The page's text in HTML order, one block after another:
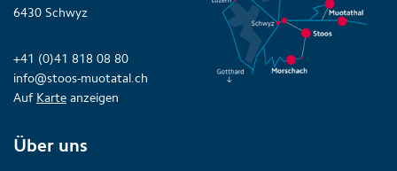
6430 Schwyz
+41 (0)41 818 08 80
info@stoos-muotatal.ch
Auf Karte anzeigen
Über uns